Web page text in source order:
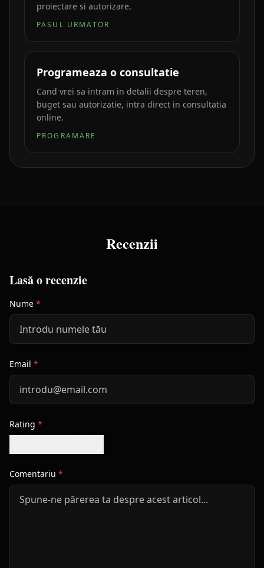
proiectare si autorizare.
PASUL URMATOR
Programeaza o consultatie
Cand vrei sa intram in detalii despre teren,
buget sau autorizatie, intra direct in consultatia
online.
PROGRAMARE
Recenzii
Lasă o recenzie
Nume *
Email *
Rating *
Comentariu *